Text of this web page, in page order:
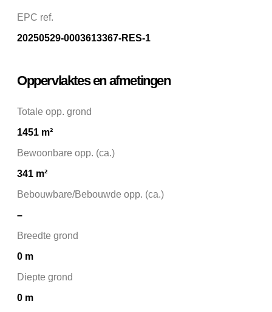
EPC ref.
20250529-0003613367-RES-1
Oppervlaktes en afmetingen
Totale opp. grond
1451 m²
Bewoonbare opp. (ca.)
341 m²
Bebouwbare/Bebouwde opp. (ca.)
–
Breedte grond
0 m
Diepte grond
0 m